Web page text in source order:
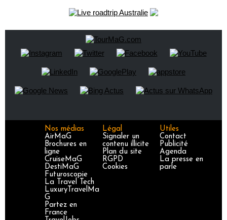
Nos médias
AirMaG
Brochures en
ligne
CruiseMaG
DestiMaG
Futuroscopie
La Travel Tech
LuxuryTravelMa
G
Partez en
France
Légal
Signaler un
contenu illicite
Plan du site
RGPD
Cookies
Utiles
Contact
Publicité
Agenda
La presse en
parle